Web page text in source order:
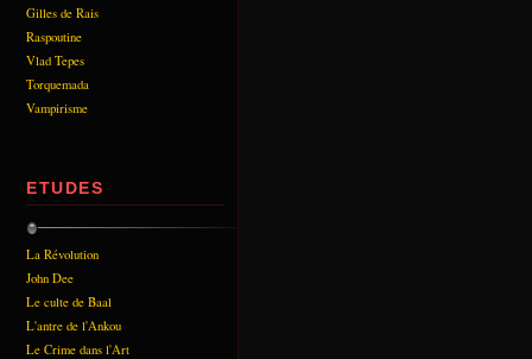
Gilles de Rais
Raspoutine
Vlad Tepes
Torquemada
Vampirisme
ETUDES
La Révolution
John Dee
Le culte de Baal
L'antre de l'Ankou
Le Crime dans l'Art